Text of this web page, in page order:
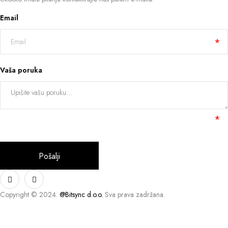
Email
Vaša poruka
Copyright © 2024. @Bitsync d.o.o. Sva prava zadržana.